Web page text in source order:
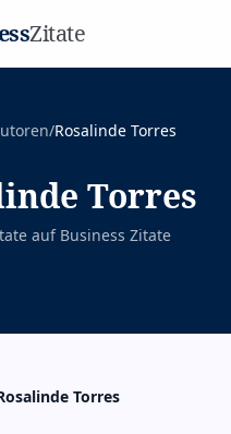
Zitate
/Rosalinde Torres
Torres
auf Business Zitate
Torres